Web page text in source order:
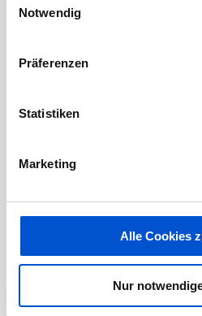
Notwendig
Präferenzen
Statistiken
Marketing
Alle Cookies
Nur
Februar 2020
Dezember 2019
Oktober 2019
August 2019
April 2019